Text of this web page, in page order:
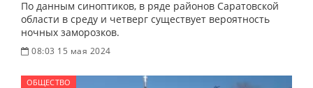
По данным синоптиков, в ряде районов Саратовской
области в среду и четверг существует вероятность
ночных заморозков.
08:03 15 мая 2024
ОБЩЕСТВО